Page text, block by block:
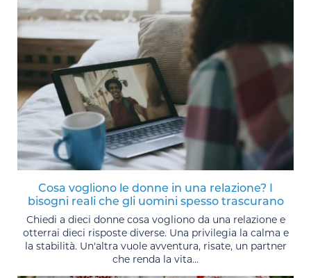
Cosa vogliono le donne in una relazione? I
bisogni reali che gli uomini spesso trascurano
Chiedi a dieci donne cosa vogliono da una relazione e
otterrai dieci risposte diverse. Una privilegia la calma e
la stabilità. Un'altra vuole avventura, risate, un partner
che renda la vita...